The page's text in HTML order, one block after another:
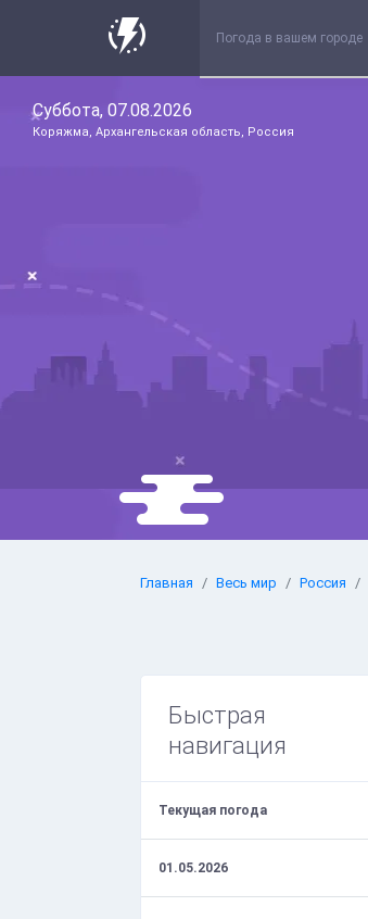
Суббота, 07.08.2026
Коряжма, Архангельская область, Россия
Главная Весь мир Россия
Быстрая
навигация
Текущая погода
01.05.2026